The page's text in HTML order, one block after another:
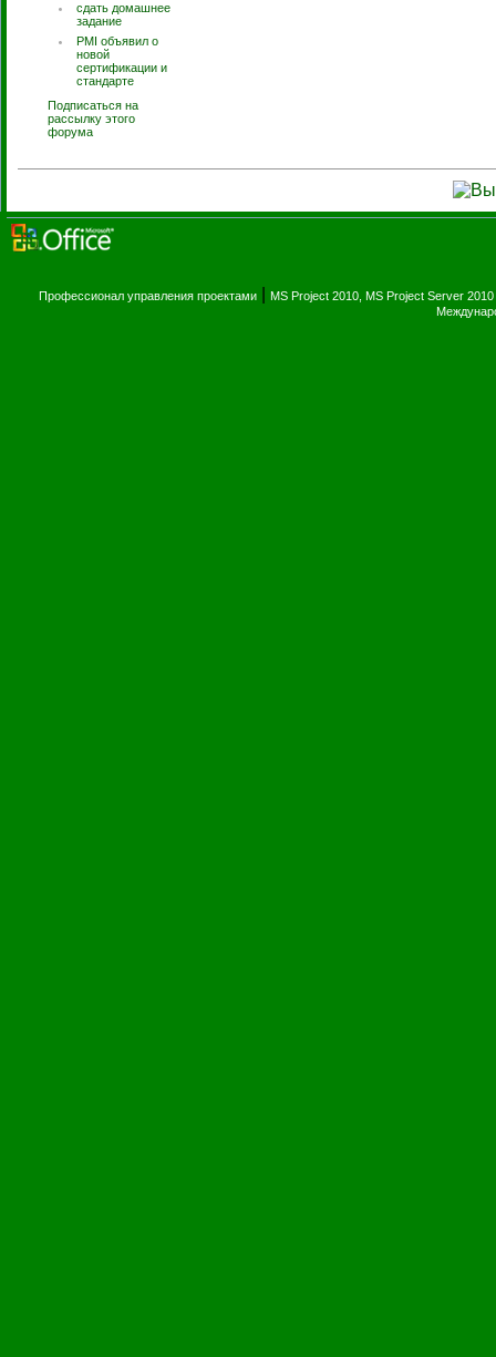
сдать домашнее
задание
PMI объявил о
новой
сертификации и
стандарте
Подписаться на
рассылку этого
форума
Профессионал управления проектами MS Project 2010, MS Project Server 2010